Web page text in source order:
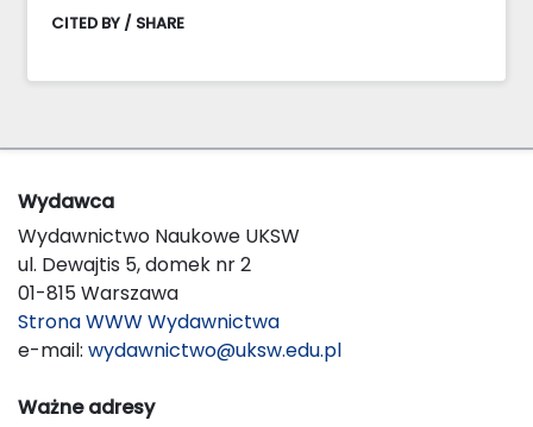
CITED BY / SHARE
Wydawca
Wydawnictwo Naukowe UKSW
ul. Dewajtis 5, domek nr 2
01-815 Warszawa
Strona WWW Wydawnictwa
e-mail: wydawnictwo@uksw.edu.pl
Ważne adresy